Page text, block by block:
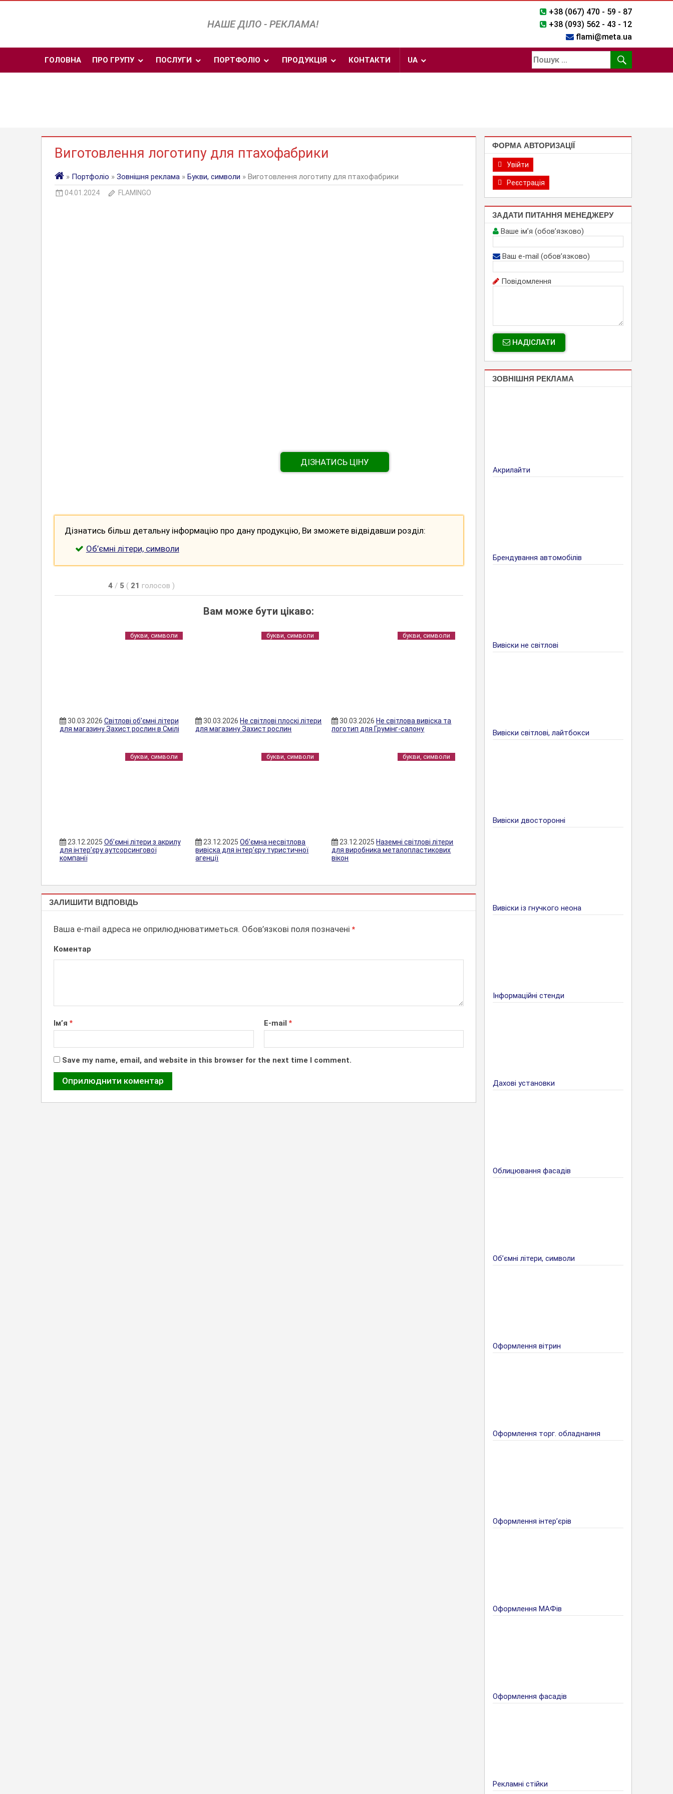
НАШЕ ДІЛО - РЕКЛАМА!
+38 (067) 470 - 59 - 87
+38 (093) 562 - 43 - 12
flami@meta.ua
ГОЛОВНА ПРО ГРУПУ ПОСЛУГИ ПОРТФОЛІО ПРОДУКЦІЯ КОНТАКТИ UA
Виготовлення логотипу для птахофабрики
» Портфоліо » Зовнішня реклама» Букви, символи » Виготовлення логотипу для птахофабрики
04.01.2024 FLAMINGO
ДІЗНАТИСЬ ЦІНУ
Дізнатись більш детальну інформацію про дану продукцію, Ви зможете відвідавши розділ:
Об’ємні літери, символи
4 / 5 ( 21 голосов )
Вам може бути цікаво:
букви, символи
30.03.2026 Світлові об’ємні літери
для магазину Захист рослин в Смілі
букви, символи
30.03.2026 Не світлові плоскі літери
для магазину Захист рослин
букви, символи
30.03.2026 Не світлова вивіска та
логотип для Грумінг-салону
букви, символи
23.12.2025 Об’ємні літери з акрилу
для інтер’єру аутсорсингової
компанії
букви, символи
23.12.2025Об’ємна несвітлова
вивіска для інтер’єру туристичної
агенції
букви, символи
23.12.2025 Наземні світлові літери
для виробника металопластикових
вікон
БУКВИ,
СИМВОЛИ
ЗАЛИШИТИ ВІДПОВІДЬ
Ваша e-mail адреса не оприлюднюватиметься. Обов’язкові поля позначені *
Коментар
Ім’я * E-mail *
Save my name, email, and website in this browser for the next time I comment.
ФОРМА АВТОРИЗАЦІЇ
Увійти
Реєстрація
ЗАДАТИ ПИТАННЯ МЕНЕДЖЕРУ
Ваше ім’я (обов’язково)
Ваш e-mail (обов’язково)
Повідомлення
НАДІСЛАТИ
ЗОВНІШНЯ РЕКЛАМА
Акрилайти
Брендування автомобілів
Вивіски не світлові
Вивіски світлові, лайтбокси
Вивіски двосторонні
Вивіски із гнучкого неона
Інформаційні стенди
Дахові установки
Облицювання фасадів
Об’ємні літери, символи
Оформлення вітрин
Оформлення торг. обладнання
Оформлення інтер’єрів
Оформлення МАФів
Оформлення фасадів
Рекламні стійки